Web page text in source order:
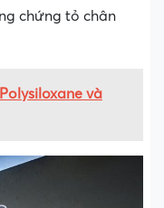
chứng tỏ chân
và